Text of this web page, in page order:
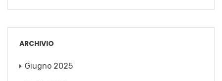
ARCHIVIO
Giugno 2025